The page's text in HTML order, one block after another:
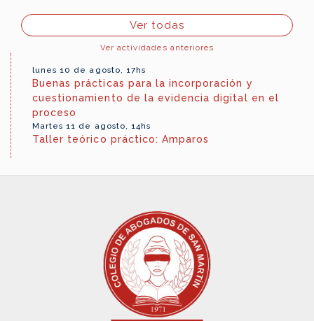
Ver todas
Ver actividades anteriores
lunes 10 de agosto, 17hs
Buenas prácticas para la incorporación y
cuestionamiento de la evidencia digital en el
proceso
Martes 11 de agosto, 14hs
Taller teórico práctico: Amparos